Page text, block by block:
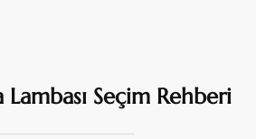
Seçim Rehberi